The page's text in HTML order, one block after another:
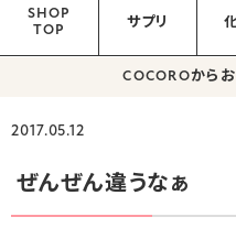
SHOP
TOP
サプリ
COCOROから
2017.05.12
ぜんぜん違うなぁ